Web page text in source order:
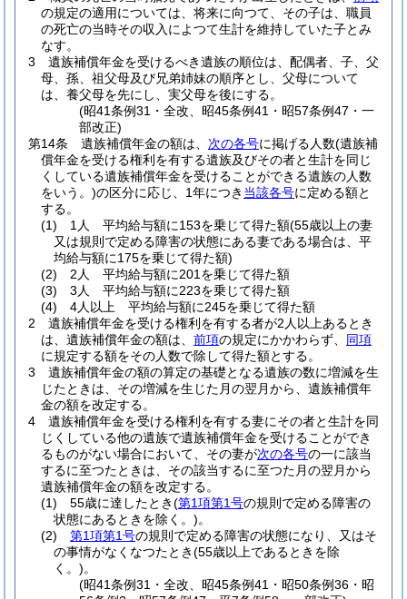
の規定の適用については、将来に向つて、その子は、職員
の死亡の当時その収入によつて生計を維持していた子とみ
なす。
3
遺族補償年金を受けるべき遺族の順位は、配偶者、子、父
母、孫、祖父母及び兄弟姉妹の順序とし、父母について
は、養父母を先にし、実父母を後にする。
(昭41条例31・全改、昭45条例41・昭57条例47・一
部改正)
第14条
遺族補償年金の額は、 次の各号に掲げる人数(遺族補
償年金を受ける権利を有する遺族及びその者と生計を同じ
くしている遺族補償年金を受けることができる遺族の人数
をいう。)の区分に応じ、1年につき 当該各号に定める額と
する。
(1)
1人 平均給与額に153を乗じて得た額(55歳以上の妻
又は規則で定める障害の状態にある妻である場合は、平
均給与額に175を乗じて得た額)
(2)
2人 平均給与額に201を乗じて得た額
(3)
3人 平均給与額に223を乗じて得た額
(4)
4人以上 平均給与額に245を乗じて得た額
2
遺族補償年金を受ける権利を有する者が2人以上あるとき
は、遺族補償年金の額は、 前項の規定にかかわらず、 同項
に規定する額をその人数で除して得た額とする。
3
遺族補償年金の額の算定の基礎となる遺族の数に増減を生
じたときは、その増減を生じた月の翌月から、遺族補償年
金の額を改定する。
4
遺族補償年金を受ける権利を有する妻にその者と生計を同
じくしている他の遺族で遺族補償年金を受けることができ
るものがない場合において、その妻が次の各号の一に該当
するに至つたときは、その該当するに至つた月の翌月から
遺族補償年金の額を改定する。
(1)
55歳に達したとき(第1項第1号の規則で定める障害の
状態にあるときを除く。)。
(2)
第1項第1号の規則で定める障害の状態になり、又はそ
の事情がなくなつたとき(55歳以上であるときを除
く。)。
(昭41条例31・全改、昭45条例41・昭50条例36・昭